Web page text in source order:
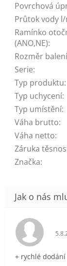
Povrchová
Průtok vody
Ramínko
(ANO,NE):
Rozměr balení
Serie:
Typ produktu:
Typ uchycení:
Typ umístění:
Váha brutto:
Váha netto:
Záruka
Značka:
+ rychlé dodání